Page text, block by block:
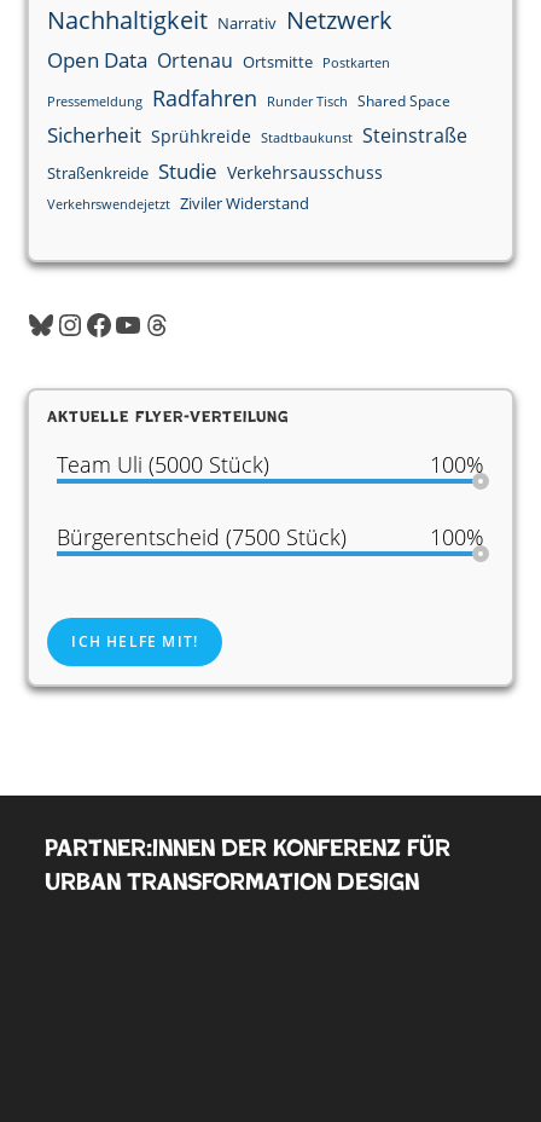
Nachhaltigkeit Narrativ Netzwerk
Open Data Ortenau Ortsmitte Postkarten
Pressemeldung Radfahren Runder Tisch Shared Space
Sicherheit Sprühkreide Stadtbaukunst Steinstraße
Straßenkreide Studie Verkehrsausschuss
Verkehrswendejetzt Ziviler Widerstand
Aktuelle Flyer-Verteilung
Team Uli (5000 Stück) 100%
Bürgerentscheid (7500 Stück) 100%
ICH HELFE MIT!
Partner:innen der Konferenz für
Urban Transformation Design